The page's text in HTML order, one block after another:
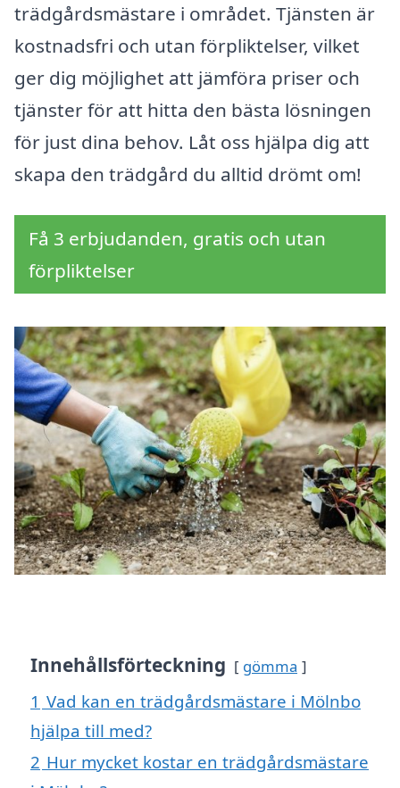
trädgårdsmästare i området. Tjänsten är
kostnadsfri och utan förpliktelser, vilket
ger dig möjlighet att jämföra priser och
tjänster för att hitta den bästa lösningen
för just dina behov. Låt oss hjälpa dig att
skapa den trädgård du alltid drömt om!
Få 3 erbjudanden, gratis och utan
förpliktelser
Innehållsförteckning gömma
1 Vad kan en trädgårdsmästare i Mölnbo
hjälpa till med?
2 Hur mycket kostar en trädgårdsmästare